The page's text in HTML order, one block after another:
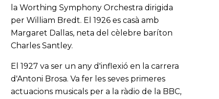
la Worthing Symphony Orchestra dirigida
per William Bredt. El 1926 es casà amb
Margaret Dallas, neta del cèlebre baríton
Charles Santley.
El 1927 va ser un any d'inflexió en la carrera
d'Antoni Brosa. Va fer les seves primeres
actuacions musicals per a la ràdio de la BBC,